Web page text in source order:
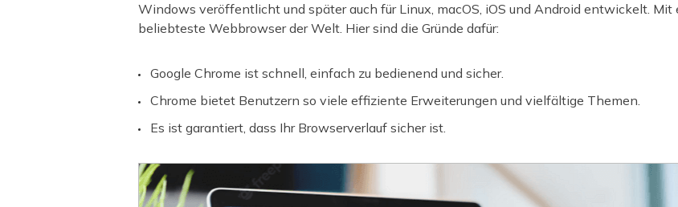
Windows veröffentlicht und später auch für Linux, macOS, iOS und Android entwickelt. Mit
beliebteste Webbrowser der Welt. Hier sind die Gründe dafür:
Google Chrome ist schnell, einfach zu bedienend und sicher.
Chrome bietet Benutzern so viele effiziente Erweiterungen und vielfältige Themen.
Es ist garantiert, dass Ihr Browserverlauf sicher ist.